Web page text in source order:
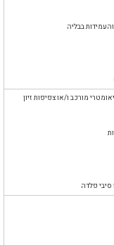
בבליה
מורכב ו/או צפיפות זיון
סיבי פלדה